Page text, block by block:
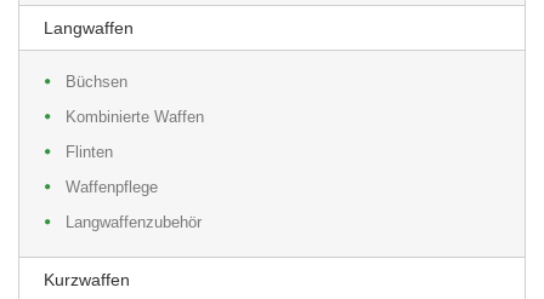
Langwaffen
Büchsen
Kombinierte Waffen
Flinten
Waffenpflege
Langwaffenzubehör
Kurzwaffen